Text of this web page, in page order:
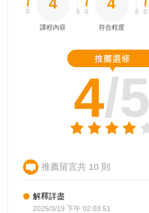
課程內容 符合程度
4/5
推薦留言共 10 則
解釋詳盡
2025/3/19 下午 02:03:51